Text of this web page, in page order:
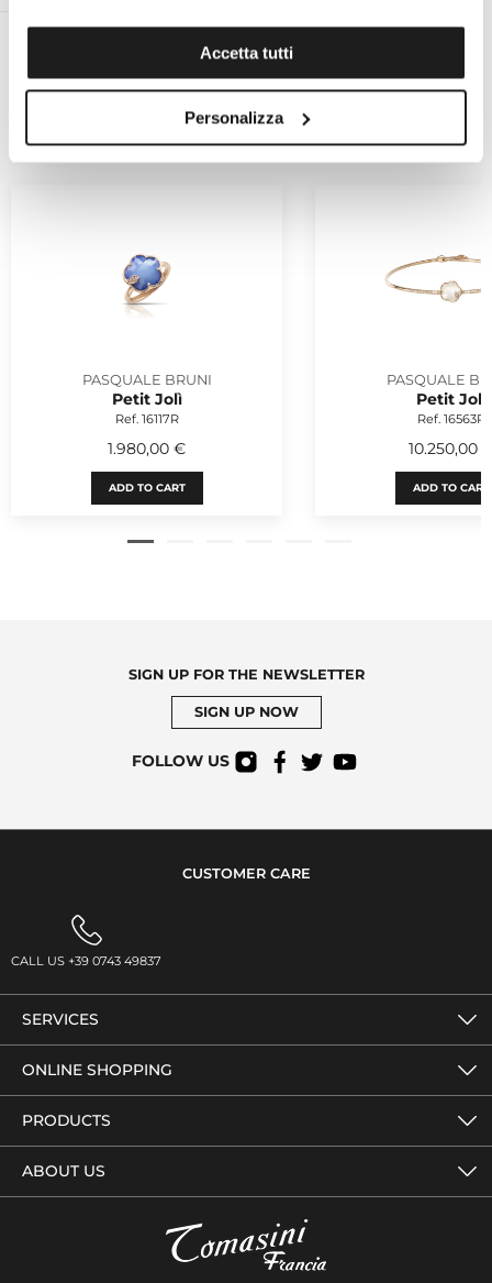
Accetta tutti
Personalizza
RELATED PRODUCTS
PASQUALE BRUNI
Petit Jolì
Ref. 16117R
1.980,00 €
ADD TO CART
PASQUALE
Petit Jolì
Ref. 16563R
10.250,00
ADD TO CART
SIGN UP FOR THE NEWSLETTER
SIGN UP NOW
FOLLOW US
CUSTOMER CARE
CALL US +39 0743 49837
SERVICES
ONLINE SHOPPING
PRODUCTS
ABOUT US